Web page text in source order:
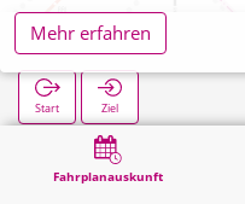
Fahrplanauskunft
Preusweg
Start Ziel
Preusweg
Mehr erfahren